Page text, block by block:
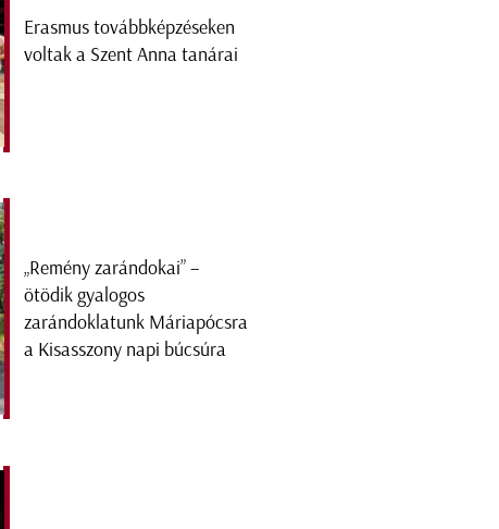
Erasmus továbbképzéseken
voltak a Szent Anna tanárai
„Remény zarándokai” –
ötödik gyalogos
zarándoklatunk Máriapócsra
a Kisasszony napi búcsúra